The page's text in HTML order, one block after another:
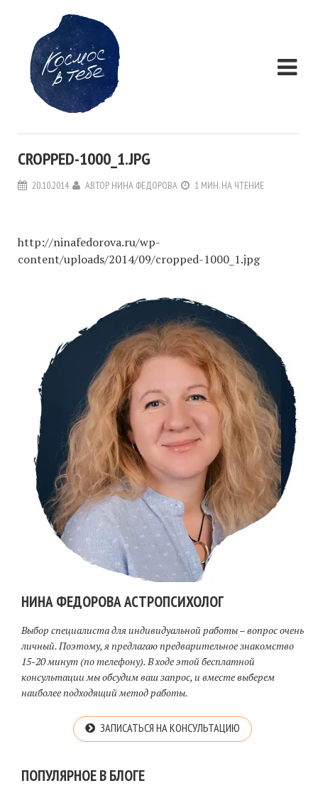
CROPPED-1000_1.JPG
20.10.2014 АВТОР НИНА ФЕДОРОВА 1 МИН. НА ЧТЕНИЕ
http://ninafedorova.ru/wp-
content/uploads/2014/09/cropped-1000_1.jpg
НИНА ФЕДОРОВА АСТРОПСИХОЛОГ
Выбор специалиста для индивидуальной работы – вопрос очень
личный. Поэтому, я предлагаю предварительное знакомство
15-20 минут (по телефону). В ходе этой бесплатной
консультации мы обсудим ваш запрос, и вместе выберем
наиболее подходящий метод работы.
ЗАПИСАТЬСЯ НА КОНСУЛЬТАЦИЮ
ПОПУЛЯРНОЕ В БЛОГЕ